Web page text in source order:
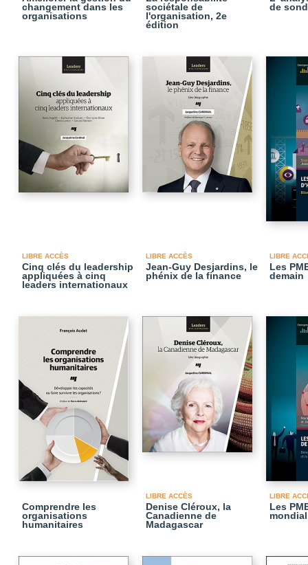
changement dans les
organisations
sociétale de
l'organisation, 2e
édition
de
LIBRE ACCÈS
Cinq clés du leadership
appliquées à cinq
leaders internationaux
LIBRE ACCÈS
Jean-Guy Desjardins, le
phénix de la finance
LIBRE
Les
demain
Comprendre les
organisations
humanitaires
LIBRE ACCÈS
Denise Cléroux, la
Canadienne de
Madagascar
LIBRE
Les